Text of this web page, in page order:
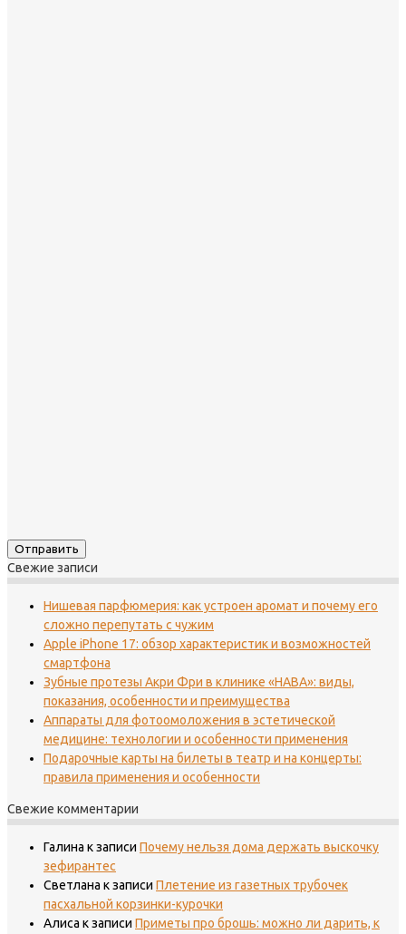
Свежие записи
Нишевая парфюмерия: как устроен аромат и почему его
сложно перепутать с чужим
Apple iPhone 17: обзор характеристик и возможностей
смартфона
Зубные протезы Акри Фри в клинике «НАВА»: виды,
показания, особенности и преимущества
Аппараты для фотоомоложения в эстетической
медицине: технологии и особенности применения
Подарочные карты на билеты в театр и на концерты:
правила применения и особенности
Свежие комментарии
Галина к записи Почему нельзя дома держать выскочку
зефирантес
Светлана к записи Плетение из газетных трубочек
пасхальной корзинки-курочки
Алиса к записи Приметы про брошь: можно ли дарить, к